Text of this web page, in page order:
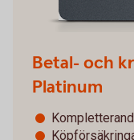
Betal- och
Platinum